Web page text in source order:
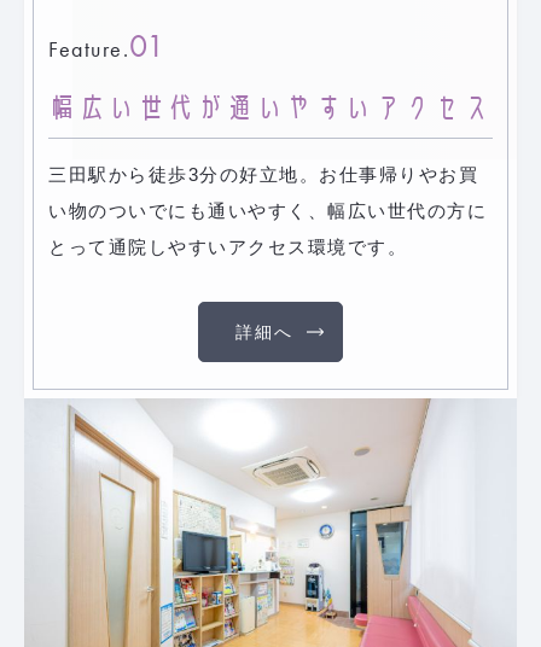
Feature.01
幅広い世代が通いやすいアクセス
三田駅から徒歩3分の好立地。お仕事帰りやお買
い物のついでにも通いやすく、幅広い世代の方に
とって通院しやすいアクセス環境です。
詳細へ